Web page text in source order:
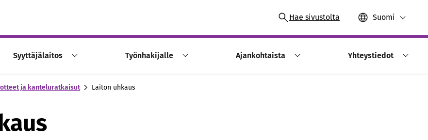
Hae sivustolta Suomi
Syyttäjälaitos Työnhakijalle Ajankohtaista Yhteystiedot
ja kanteluratkaisut Laiton uhkaus